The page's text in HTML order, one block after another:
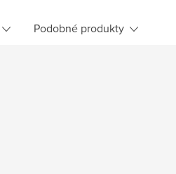
Podobné produkty